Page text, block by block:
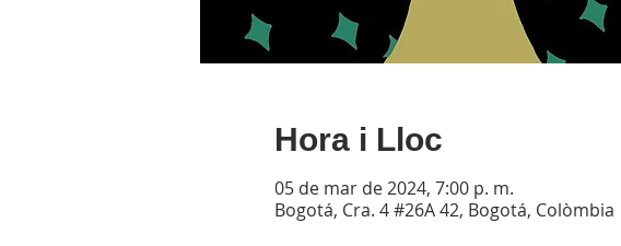
Hora i Lloc
05 de mar de 2024, 7:00 p. m.
Bogotá, Cra. 4 #26A 42, Bogotá, Colòmbia